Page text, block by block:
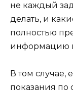
не каждый
делать, и
полностью
информацию
В том случае,
показания по